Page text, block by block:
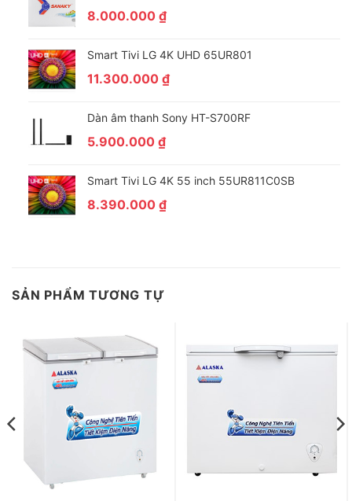
8.000.000 ₫
Smart Tivi LG 4K UHD 65UR801
11.300.000 ₫
Dàn âm thanh Sony HT-S700RF
5.900.000 ₫
Smart Tivi LG 4K 55 inch 55UR811C0SB
8.390.000 ₫
SẢN PHẨM TƯƠNG TỰ